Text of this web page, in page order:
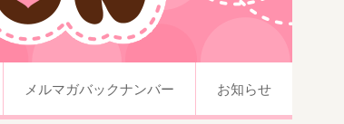
メルマガバックナンバー お知らせ